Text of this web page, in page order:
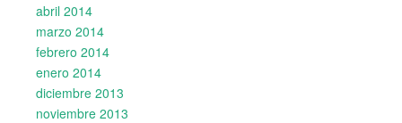
abril 2014
marzo 2014
febrero 2014
enero 2014
diciembre 2013
noviembre 2013